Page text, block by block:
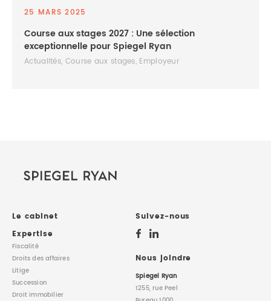
25 MARS 2025
Course aux stages 2027 : Une sélection
exceptionnelle pour Spiegel Ryan
Actualités, Course aux stages, Employeur
Le cabinet
Expertise
Fiscalité
Droits des affaires
Litige
Succession
Droit immobilier
Suivez-nous
Nous joindre
Spiegel Ryan
1255, rue Peel